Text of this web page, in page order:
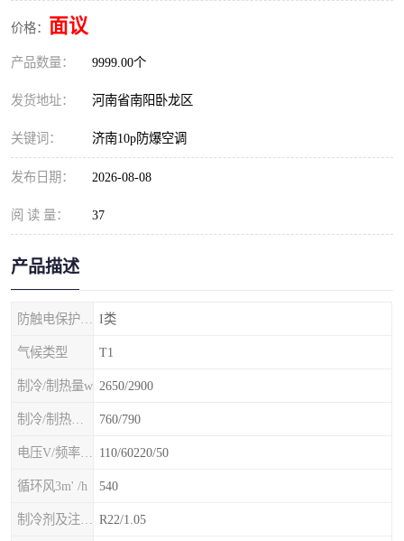
价格： 面议
产品数量： 9999.00个
发货地址： 河南省南阳卧龙区
关键词： 济南10p防爆空调
发布日期： 2026-08-08
阅 读 量： 37
产品描述
I类
气候类型 T1
制冷/制热量w 2650/2900
760/790
110/60220/50
循环风3m' /h 540
R22/1.05